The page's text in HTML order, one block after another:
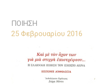
ΠΟΙΗΣΗ
25 Φεβρουαρίου 2016